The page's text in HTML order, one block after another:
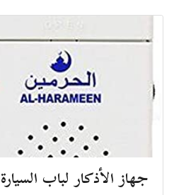
جهاز الأذكار لباب السيارة